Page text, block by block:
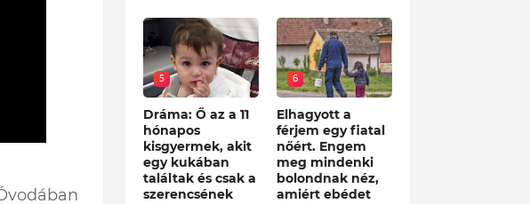
5
Dráma: Ő az a 11
hónapos
kisgyermek, akit
egy kukában
találtak és csak a
szerencsének
6
Elhagyott a
férjem egy fiatal
nőért. Engem
meg mindenki
bolondnak néz,
amiért ebédet